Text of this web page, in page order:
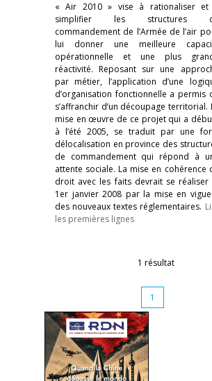
« Air 2010 » vise à rationaliser et
simplifier les structures
commandement de l’Armée de l’air
lui donner une meilleure
opérationnelle et une plus
réactivité. Reposant sur une
par métier, l’application d’une
d’organisation fonctionnelle a permis
s’affranchir d’un découpage territorial.
mise en œuvre de ce projet qui a
à l’été 2005, se traduit par une
délocalisation en province des
de commandement qui répond à
attente sociale. La mise en cohérence
droit avec les faits devrait se réaliser
1er janvier 2008 par la mise en
des nouveaux textes réglementaires.
les premières lignes
1 résultat
1